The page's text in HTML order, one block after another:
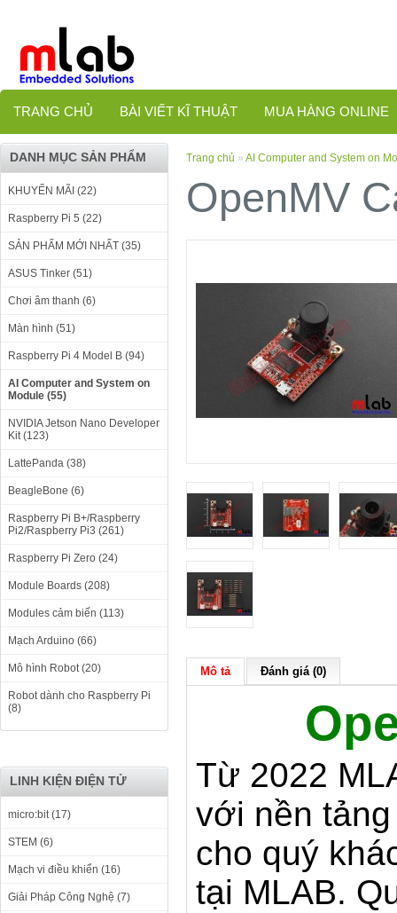
TRANG CHỦ BÀI VIẾT KĨ THUẬT MUA HÀNG ONLINE
DANH MỤC SẢN PHẨM
KHUYẾN MÃI (22)
Raspberry Pi 5 (22)
SẢN PHẨM MỚI NHẤT (35)
ASUS Tinker (51)
Chơi âm thanh (6)
Màn hình (51)
Raspberry Pi 4 Model B (94)
AI Computer and System on
Module (55)
NVIDIA Jetson Nano Developer
Kit (123)
LattePanda (38)
BeagleBone (6)
Raspberry Pi B+/Raspberry
Pi2/Raspberry Pi3 (261)
Raspberry Pi Zero (24)
Module Boards (208)
Modules cảm biến (113)
Mạch Arduino (66)
Mô hình Robot (20)
Robot dành cho Raspberry Pi
(8)
LINH KIỆN ĐIỆN TỬ
micro:bit (17)
STEM (6)
Mạch vi điều khiển (16)
Giải Pháp Công Nghệ (7)
Trang chủ » AI Computer and System on
OpenMV
Mô tả Đánh giá (0)
Từ 2022
với nền
cho quý
tại MLAB.